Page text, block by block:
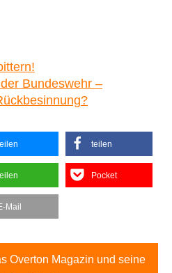
Bundeswehr –
teilen
Pocket
Mail
Overton Magazin und seine